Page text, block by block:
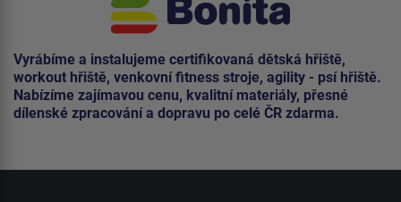
Vyrábíme a instalujeme certifikovaná dětská hřiště,
workout hřiště, venkovní fitness stroje, agility - psí hřiště.
Nabízíme zajímavou cenu, kvalitní materiály, přesné
dílenské zpracování a dopravu po celé ČR zdarma.